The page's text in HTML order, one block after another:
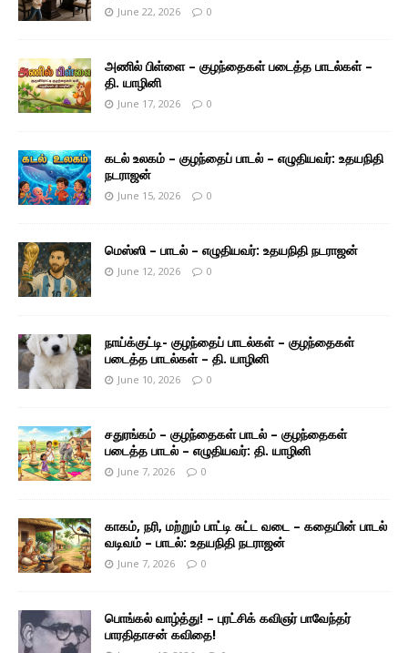
June 22, 2026 0
அணில் பிள்ளை – குழந்தைகள் படைத்த பாடல்கள் –
தி. யாழினி
June 17, 2026 0
கடல் உலகம் – குழந்தைப் பாடல் – எழுதியவர்: உதயநிதி
நடராஜன்
June 15, 2026 0
மெஸ்ஸி – பாடல் – எழுதியவர்: உதயநிதி நடராஜன்
June 12, 2026 0
நாய்க்குட்டி- குழந்தைப் பாடல்கள் – குழந்தைகள்
படைத்த பாடல்கள் – தி. யாழினி
June 10, 2026 0
சதுரங்கம் – குழந்தைகள் பாடல் – குழந்தைகள்
படைத்த பாடல் – எழுதியவர்: தி. யாழினி
June 7, 2026 0
காகம், நரி, மற்றும் பாட்டி சுட்ட வடை – கதையின் பாடல்
வடிவம் – பாடல்: உதயநிதி நடராஜன்
June 7, 2026 0
பொங்கல் வாழ்த்து! – புரட்சிக் கவிஞர் பாவேந்தர்
பாரதிதாசன் கவிதை!